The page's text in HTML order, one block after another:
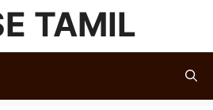
TAMIL